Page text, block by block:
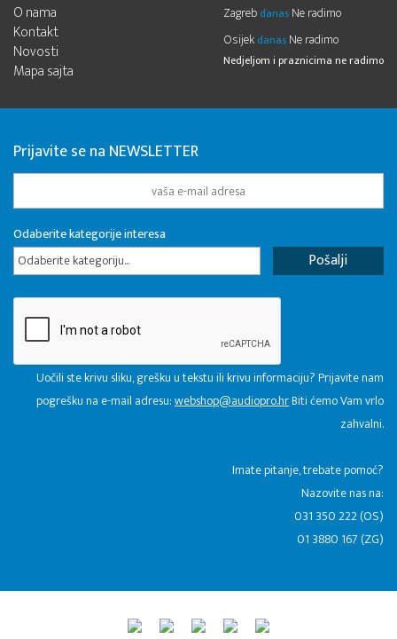
O nama
Kontakt
Novosti
Mapa sajta
Zagreb danas Ne radimo
Osijek danas Ne radimo
Nedjeljom i praznicima ne radimo
Prijavite se na NEWSLETTER
Odaberite kategorije interesa
Odaberite kategoriju...
Uočili ste krivu sliku, grešku u tekstu ili krivu informaciju? Prijavite nam
pogrešku na e-mail adresu:webshop@audiopro.hrBiti ćemo Vam vrlo
zahvalni.
​Imate pitanje, trebate pomoć?
Nazovite nas na:
031 350 222 (OS)
01 3880 167 (ZG)